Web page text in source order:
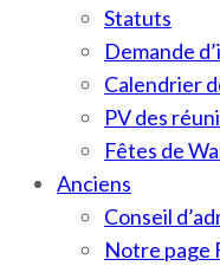
Statuts
Demande
Calendrier
PV des
Fêtes de
Anciens
Conseil
Notre page